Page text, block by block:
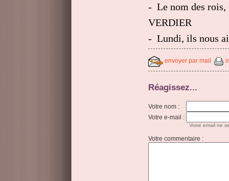
- Le nom des
VERDIER
- Lundi, ils nous
envoyer par mail
Réagissez...
Votre nom :
Votre e-mail :
Votre email ne
Votre commentaire :